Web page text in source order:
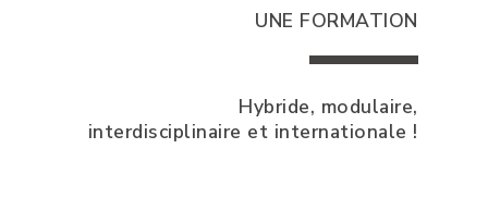
UNE FORMATION
Hybride, modulaire,
interdisciplinaire et internationale !